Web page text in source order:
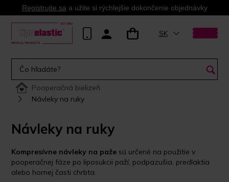
Registrujte sa a užite si rýchlejšie dokončenie objednávky
SK
Pooperačná bielizeň
Návleky na ruky
Návleky na ruky
Kompresívne návleky na paže sú určené na použitie v
pooperačnej fáze po liposukcii paží, podpazušia, predlaktia
alebo hornej časti chrbta.